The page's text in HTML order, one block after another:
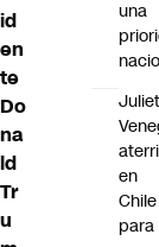
id
en
te
Do
na
ld
Tr
u
una
en
Chile
para